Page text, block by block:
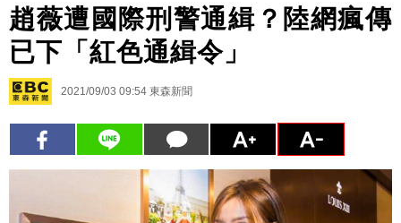
趙薇遭國際刑警通緝？陸網瘋傳
已下「紅色通緝令」
2021/09/03 09:54 東森新聞